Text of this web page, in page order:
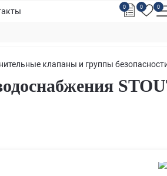
0 0 0
клапаны и группы